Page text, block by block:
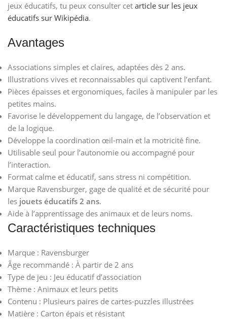
jeux éducatifs, tu peux consulter cet article sur les jeux
éducatifs sur Wikipédia.
Avantages
Associations simples et claires, adaptées dès 2 ans.
Illustrations vives et reconnaissables qui captivent l’enfant.
Pièces épaisses et ergonomiques, faciles à manipuler par les
petites mains.
Favorise le développement du langage, de l’observation et
de la logique.
Développe la coordination œil-main et la motricité fine.
Utilisable seul pour l’autonomie ou accompagné pour
l’interaction.
Format calme et éducatif, sans stress ni compétition.
Marque Ravensburger, gage de qualité et de sécurité pour
les jouets éducatifs 2 ans.
Aide à l’apprentissage des animaux et de leurs noms.
Caractéristiques techniques
Marque : Ravensburger
Âge recommandé : À partir de 2 ans
Type de jeu : Jeu éducatif d’association
Thème : Animaux et leurs petits
Contenu : Plusieurs paires de cartes-puzzles illustrées
Matière : Carton épais et résistant